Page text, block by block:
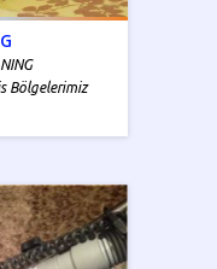
Bölgelerimiz